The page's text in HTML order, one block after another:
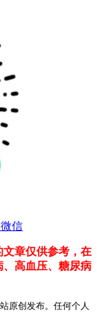
信
章仅供参考，在
高血压、糖尿病
原创发布。任何个人